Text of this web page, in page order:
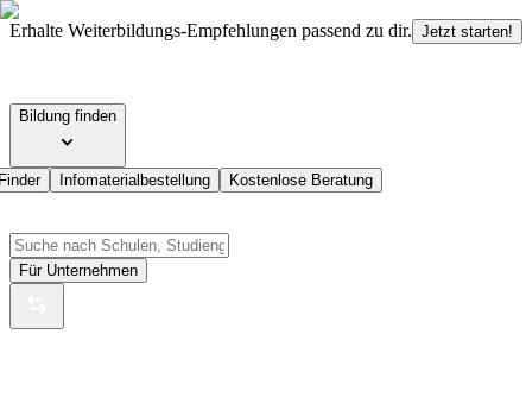
Erhalte Weiterbildungs-Empfehlungen passend zu dir. Jetzt starten!
Bildung finden
Infomaterialbestellung Kostenlose Beratung
Für Unternehmen